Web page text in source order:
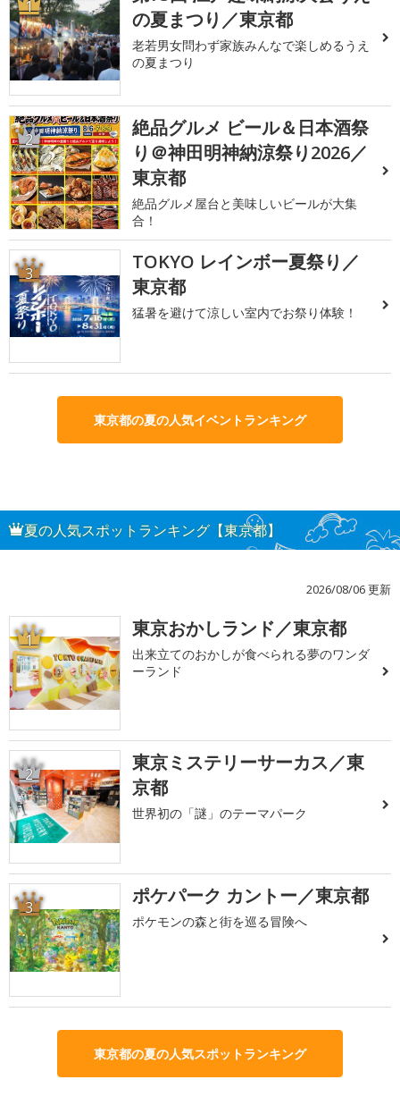
1
の夏まつり／東京都
老若男女問わず家族みんなで楽しめるうえ
の夏まつり
2
絶品グルメ ビール＆日本酒祭
り＠神田明神納涼祭り2026／
東京都
絶品グルメ屋台と美味しいビールが大集
合！
3
TOKYO レインボー夏祭り／
東京都
猛暑を避けて涼しい室内でお祭り体験！
東京都の夏の人気イベントランキング
夏の人気スポットランキング【東京都】
2026/08/06 更新
1 東京おかしランド／東京都
出来立てのおかしが食べられる夢のワンダ
ーランド
2
東京ミステリーサーカス／東
京都
世界初の「謎」のテーマパーク
3 ポケパーク カントー／東京都
ポケモンの森と街を巡る冒険へ
東京都の夏の人気スポットランキング